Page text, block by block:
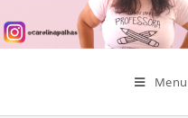
Menu